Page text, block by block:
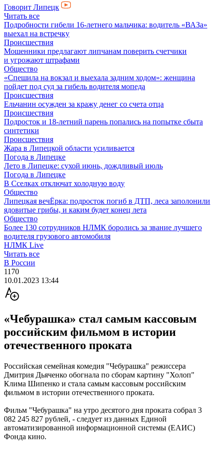
Говорит Липецк
Читать все
Подробности гибели 16-летнего мальчика: водитель «ВАЗа»
выехал на встречку
Происшествия
Мошенники предлагают липчанам поверить счетчики
и угрожают штрафами
Общество
«Спешила на вокзал и выехала задним ходом»: женщина
пойдет под суд за гибель водителя мопеда
Происшествия
Ельчанин осужден за кражу денег со счета отца
Происшествия
Подросток и 18-летний парень попались на попытке сбыта
синтетики
Происшествия
Жара в Липецкой области усиливается
Погода в Липецке
Лето в Липецке: сухой июнь, дождливый июль
Погода в Липецке
В Сселках отключат холодную воду
Общество
Липецкая вечЁрка: подросток погиб в ДТП, леса заполонили
ядовитые грибы, и каким будет конец лета
Общество
Более 130 сотрудников НЛМК боролись за звание лучшего
водителя грузового автомобиля
НЛМК Live
Читать все
В России
1170
10.01.2023 13:44
«Чебурашка» стал самым кассовым
российским фильмом в истории
отечественного проката
Российская семейная комедия "Чебурашка" режиссера
Дмитрия Дьяченко обогнала по сборам картину "Холоп"
Клима Шипенко и стала самым кассовым российским
фильмом в истории отечественного проката.
Фильм "Чебурашка" на утро десятого дня проката собрал 3
082 245 827 рублей, - следует из данных Единой
автоматизированной информационной системы (ЕАИС)
Фонда кино.